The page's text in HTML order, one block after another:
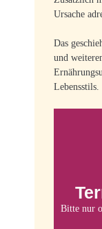
Ursache
Das
und
Lebensstils.
Bitte nur